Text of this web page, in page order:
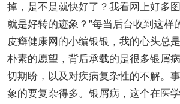
掉，是不是就快好了？我看网上好多
就是好转的迹象？”每当后台收到这样
皮癣健康网的小编银银，我的心头总
朴素的愿望，背后承载的是很多银屑
切期盼，以及对疾病复杂性的不解。
象的要复杂得多。银屑病，这个在医